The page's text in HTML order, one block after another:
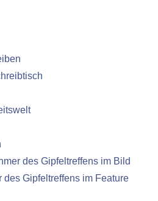
des Gipfeltreffens im Bild
des Gipfeltreffens im Feature